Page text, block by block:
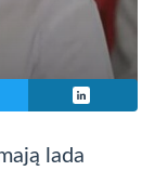
lada